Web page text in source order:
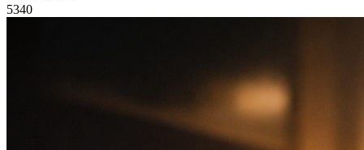
5340